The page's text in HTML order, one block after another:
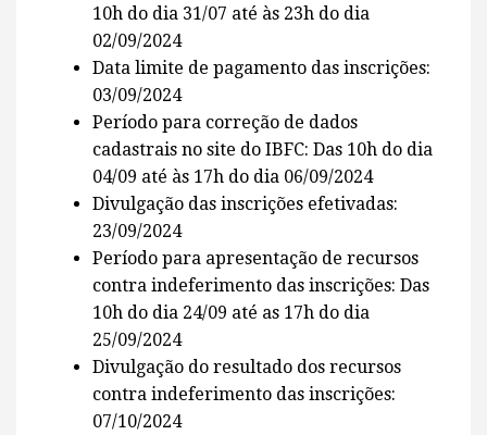
10h do dia 31/07 até às 23h do dia
02/09/2024
Data limite de pagamento das inscrições:
03/09/2024
Período para correção de dados
cadastrais no site do IBFC: Das 10h do dia
04/09 até às 17h do dia 06/09/2024
Divulgação das inscrições efetivadas:
23/09/2024
Período para apresentação de recursos
contra indeferimento das inscrições: Das
10h do dia 24/09 até as 17h do dia
25/09/2024
Divulgação do resultado dos recursos
contra indeferimento das inscrições:
07/10/2024